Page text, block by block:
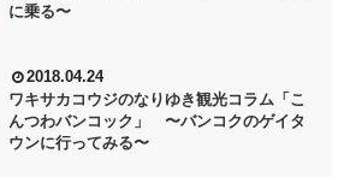
に乗る〜
2018.04.24
ワキサカコウジのなりゆき観光コラム「こ
んつわバンコック」 〜バンコクのゲイタ
ウンに行ってみる〜